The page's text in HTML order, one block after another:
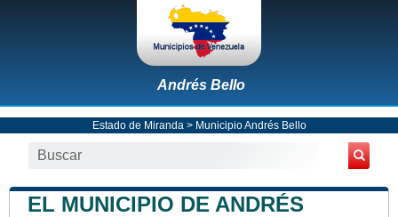
Andrés Bello
Estado de Miranda > Municipio Andrés Bello
EL MUNICIPIO DE ANDRÉS